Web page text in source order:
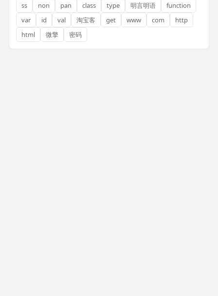
ss non pan class type 明言明语
function
var
id val 淘宝客 get www com
http
html
微擎 密码